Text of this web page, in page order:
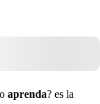
aprenda? es la